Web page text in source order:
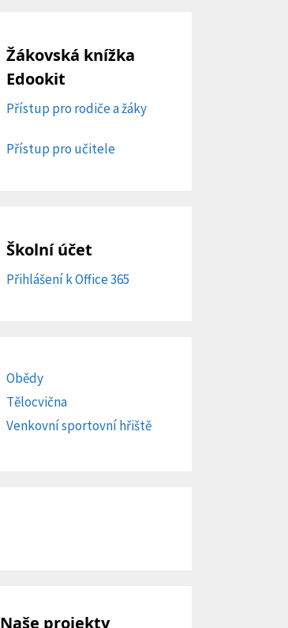
Žákovská knížka
Edookit
Přístup pro rodiče a žáky
Přístup pro učitele
Školní účet
Přihlášení k Office 365
Obědy
Tělocvična
Venkovní sportovní hřiště
Naše projekty